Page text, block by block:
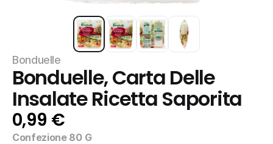
Bonduelle
Bonduelle, Carta Delle
Insalate Ricetta Saporita
0,99 €
Confezione 80 G